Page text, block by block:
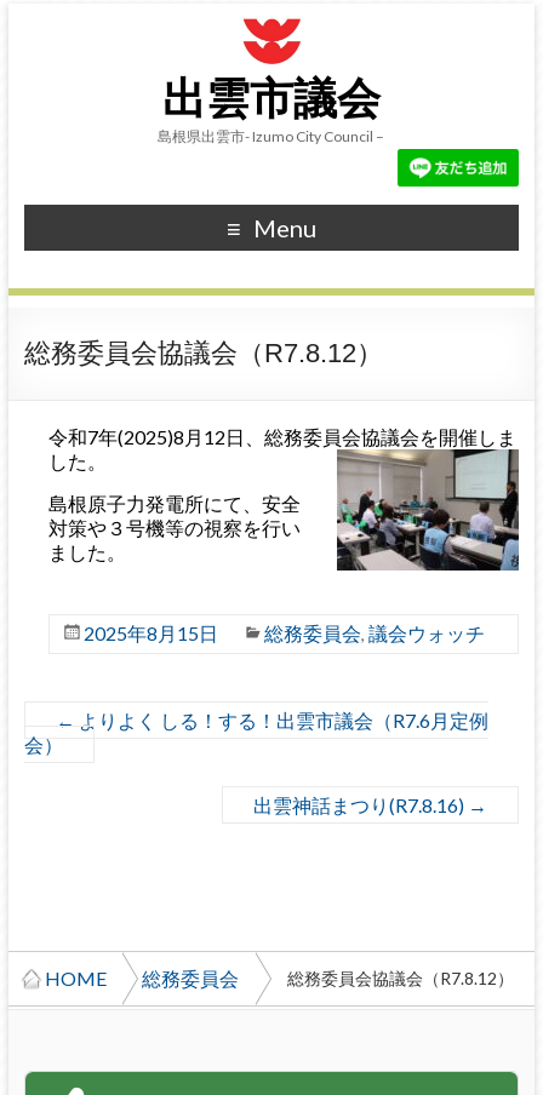
出雲市議会
島根県出雲市- Izumo City Council –
Menu
総務委員会協議会（R7.8.12）
令和7年(2025)8月12日、総務委員会協議会を開催しま
した。
島根原子力発電所にて、安全
対策や３号機等の視察を行い
ました。
2025年8月15日 総務委員会, 議会ウォッチ
← よりよく しる！する！出雲市議会（R7.6月定例
会）
出雲神話まつり(R7.8.16) →
HOME 総務委員会 総務委員会協議会（R7.8.12）